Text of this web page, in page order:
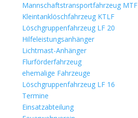
Mannschaftstransportfahrzeug MTF
Kleintanklöschfahrzeug KTLF
Löschgruppenfahrzeug LF 20
Hilfeleistungsanhänger
Lichtmast-Anhänger
Flurförderfahrzeug
ehemalige Fahrzeuge
Löschgruppenfahrzeug LF 16
Termine
Einsatzabteilung